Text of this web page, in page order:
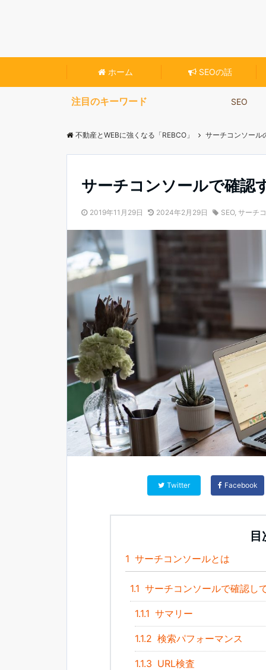
ホーム SEOの話
注目のキーワード SEO
不動産とWEBに強くなる「REBCO」 サーチコンソール
サーチコンソールで確認
2019年11月29日 2024年2月29日 SEO, サーチ
Twitter Facebook
目
1 サーチコンソールとは
1.1 サーチコンソールで確認し
1.1.1 サマリー
1.1.2 検索パフォーマンス
1.1.3 URL検査